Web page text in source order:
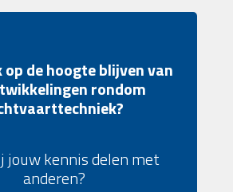
de hoogte blijven van
rondom
jouw kennis delen met
anderen?